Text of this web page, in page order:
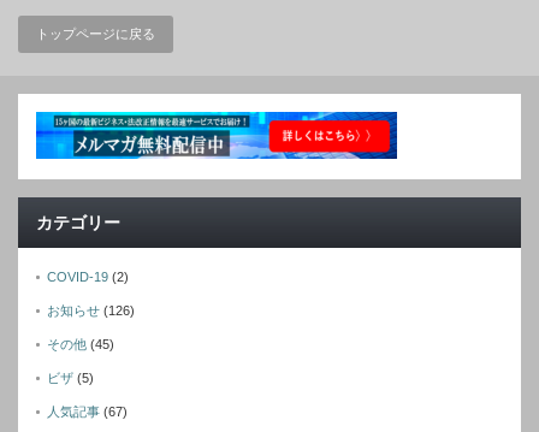
トップページに戻る
カテゴリー
COVID-19 (2)
お知らせ (126)
その他 (45)
ビザ (5)
人気記事 (67)